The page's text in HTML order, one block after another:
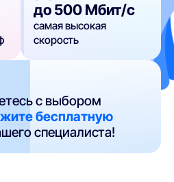
до 500 Мбит/с
самая высокая
скорость
с выбором
бесплатную
специалиста!